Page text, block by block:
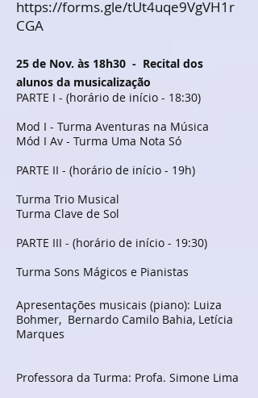
https://forms.gle/tUt4uqe9VgVH1r
CGA
25 de Nov. às 18h30 - Recital dos
alunos da musicalização
PARTE I - (horário de início - 18:30)
Mod I - Turma Aventuras na Música
Mód I Av - Turma Uma Nota Só
PARTE II - (horário de início - 19h)
Turma Trio Musical
Turma Clave de Sol
PARTE III - (horário de início - 19:30)
Turma Sons Mágicos e Pianistas
Apresentações musicais (piano): Luiza
Bohmer, Bernardo Camilo Bahia, Letícia
Marques
Professora da Turma: Profa. Simone Lima